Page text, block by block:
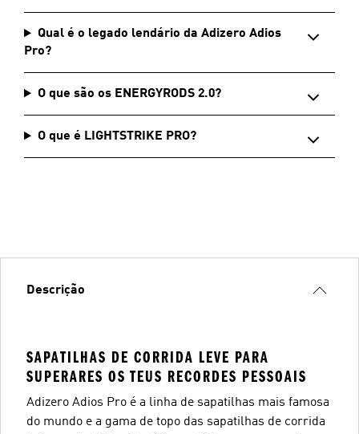
Qual é o legado lendário da Adizero Adios
Pro?
O que são os ENERGYRODS 2.0?
O que é LIGHTSTRIKE PRO?
Descrição
SAPATILHAS DE CORRIDA LEVE PARA
SUPERARES OS TEUS RECORDES PESSOAIS
Adizero Adios Pro é a linha de sapatilhas mais famosa
do mundo e a gama de topo das sapatilhas de corrida